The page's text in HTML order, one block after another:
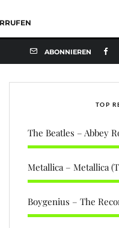
ABONNIEREN
TOP
The Beatles – Abbey
Metallica – Metallica
Boygenius – The